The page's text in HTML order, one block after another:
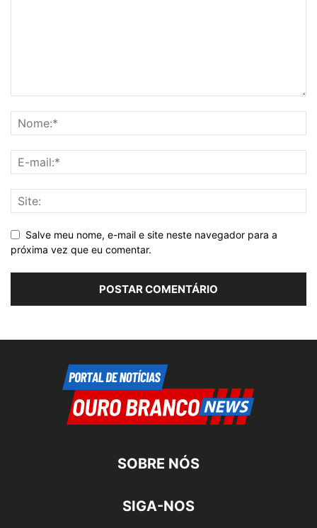
Salve meu nome, e-mail e site neste navegador para a
próxima vez que eu comentar.
SOBRE NÓS
SIGA-NOS